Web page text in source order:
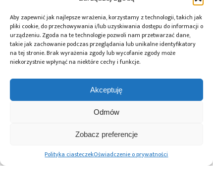
Aby zapewnić jak najlepsze wrażenia, korzystamy z technologii, takich jak
pliki cookie, do przechowywania i/lub uzyskiwania dostępu do informacji o
urządzeniu. Zgoda na te technologie pozwoli nam przetwarzać dane,
takie jak zachowanie podczas przeglądania lub unikalne identyfikatory
na tej stronie. Brak wyrażenia zgody lub wycofanie zgody może
niekorzystnie wpłynąć na niektóre cechy i funkcje.
Akceptuję
Odmów
Zobacz preferencje
Polityka ciasteczekOświadczenie o prywatności
Przeczytaj również:
10 lat Finder
z perspektywą
Global Electronics
Association
opublikowało
normę IPC-A-630A
obudów
architekturę
oraz centrów